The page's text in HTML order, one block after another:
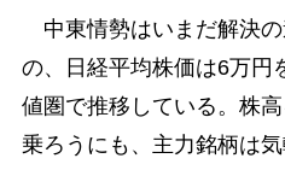
中東情勢はいまだ解決
の、日経平均株価は6万円
値圏で推移している。株
乗ろうにも、主力銘柄は